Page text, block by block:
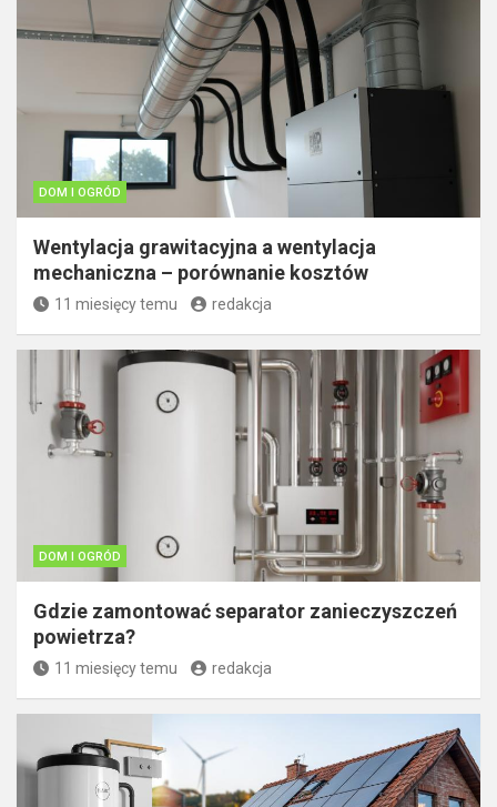
DOM I OGRÓD
Wentylacja grawitacyjna a wentylacja
mechaniczna – porównanie kosztów
11 miesięcy temu redakcja
DOM I OGRÓD
Gdzie zamontować separator zanieczyszczeń
powietrza?
11 miesięcy temu redakcja